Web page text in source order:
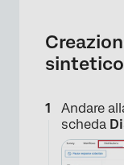
sintetico
Andare
scheda